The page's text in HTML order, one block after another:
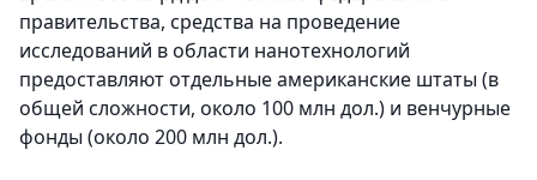
правительства, средства на проведение
исследований в области нанотехнологий
предоставляют отдельные американские штаты (в
общей сложности, около 100 млн дол.) и венчурные
фонды (около 200 млн дол.).